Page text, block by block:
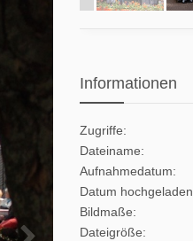
Informationen
Zugriffe
Dateiname
Aufnahmedatum
Datum hochgeladen
Bildmaße
Dateigröße